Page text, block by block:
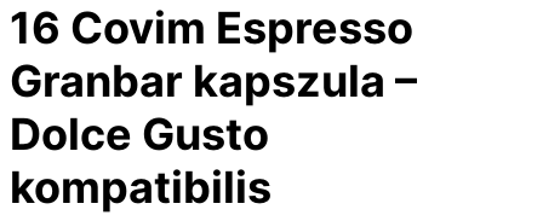
16 Covim Espresso
Granbar kapszula –
Dolce Gusto
kompatibilis